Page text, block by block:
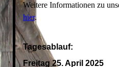
Weitere Informationen zu
hier.
Tagesablauf:
Freitag 25. April 2025